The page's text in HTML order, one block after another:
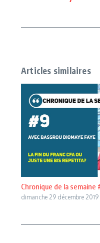
Articles similaires
Chronique de la semaine
dimanche 29 décembre 2019